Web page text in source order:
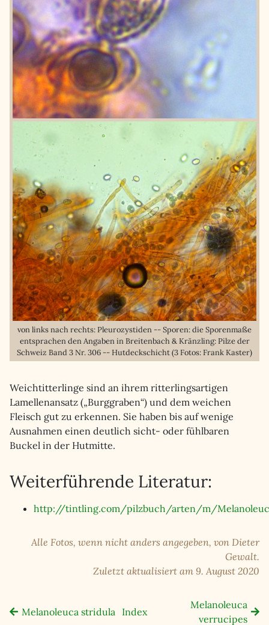
von links nach rechts: Pleurozystiden -- Sporen: die Sporenmaße
entsprachen den Angaben in Breitenbach & Kränzling: Pilze der
Schweiz Band 3 Nr. 306 -- Hutdeckschicht (3 Fotos: Frank Kaster)
Weichtitterlinge sind an ihrem ritterlingsartigen
Lamellenansatz („Burggraben“) und dem weichen
Fleisch gut zu erkennen. Sie haben bis auf wenige
Ausnahmen einen deutlich sicht- oder fühlbaren
Buckel in der Hutmitte.
Weiterführende Literatur:
http://tintling.com/pilzbuch/arten/m/
Alle Fotos, wenn nicht anders angegeben, von Dieter
Gewalt.
Zuletzt aktualisiert am 9. August 2020
Melanoleuca stridula Index
Melanoleuca
verrucipes